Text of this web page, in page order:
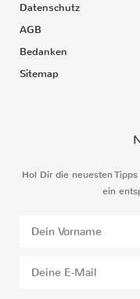
Datenschutz
AGB
Bedanken
Sitemap
Hol Dir die neuesten
ein